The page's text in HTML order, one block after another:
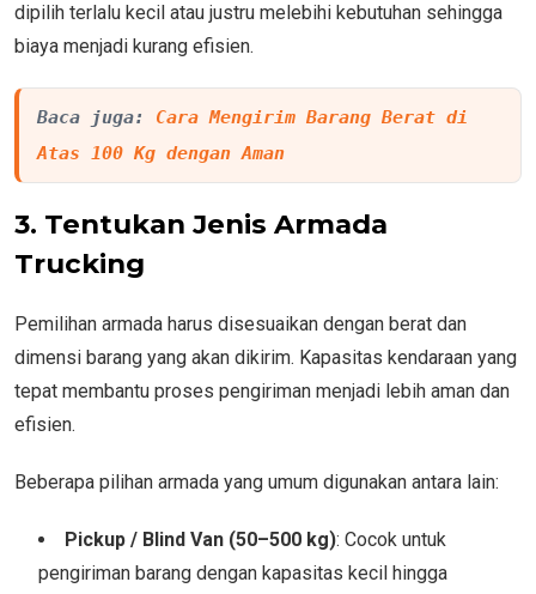
dipilih terlalu kecil atau justru melebihi kebutuhan sehingga
biaya menjadi kurang efisien.
Baca juga: Cara Mengirim Barang Berat di
Atas 100 Kg dengan Aman
3. Tentukan Jenis Armada
Trucking
Pemilihan armada harus disesuaikan dengan berat dan
dimensi barang yang akan dikirim. Kapasitas kendaraan yang
tepat membantu proses pengiriman menjadi lebih aman dan
efisien.
Beberapa pilihan armada yang umum digunakan antara lain:
Pickup / Blind Van (50–500 kg): Cocok untuk
pengiriman barang dengan kapasitas kecil hingga